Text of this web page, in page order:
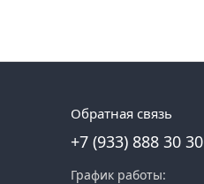
Обратная связь
+7 (933) 888 30 30
График работы: